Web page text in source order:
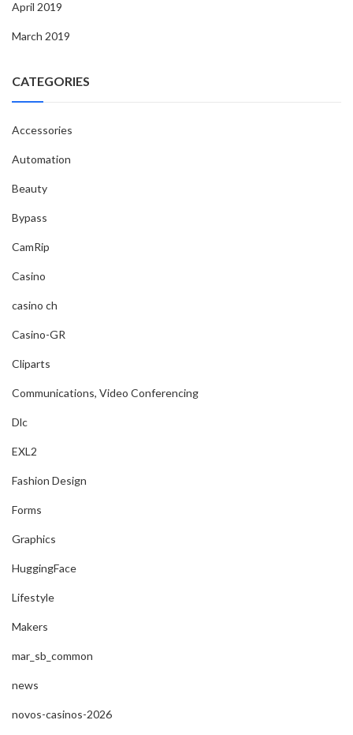
April 2019
March 2019
CATEGORIES
Accessories
Automation
Beauty
Bypass
CamRip
Casino
casino ch
Casino-GR
Cliparts
Communications, Video Conferencing
Dlc
EXL2
Fashion Design
Forms
Graphics
HuggingFace
Lifestyle
Makers
mar_sb_common
news
novos-casinos-2026